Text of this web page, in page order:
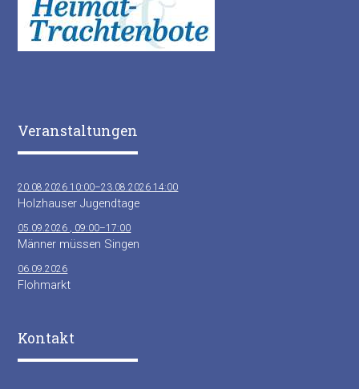
Veranstaltungen
20.08.2026 10:00–23.08.2026 14:00
Holzhauser Jugendtage
05.09.2026 , 09:00–17:00
Männer müssen Singen
06.09.2026
Flohmarkt
Kontakt